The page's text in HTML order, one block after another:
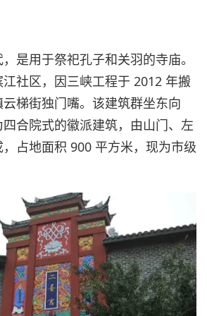
是用于祭祀孔子和关羽的寺庙。
社区，因三峡工程于 2012 年搬
梯街独门嘴。该建筑群坐东向
合院式的徽派建筑，由山门、左
占地面积 900 平方米，现为市级